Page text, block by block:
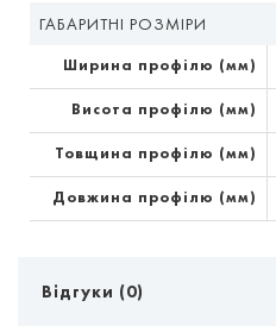
ГАБАРИТНІ РОЗМІРИ
Ширина профілю (мм)
Висота профілю (мм)
Товщина профілю (мм)
Довжина профілю (мм)
Відгуки (0)